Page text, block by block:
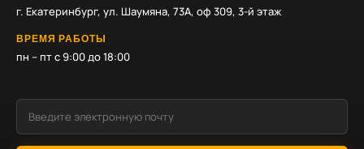
г. Екатеринбург, ул. Шаумяна, 73А, оф 309, 3-й этаж
ВРЕМЯ РАБОТЫ
пн – пт с 9:00 до 18:00